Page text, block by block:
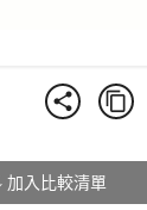
加入比較清單